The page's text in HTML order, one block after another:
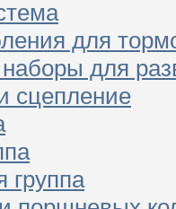
для
для
сцепление
группа